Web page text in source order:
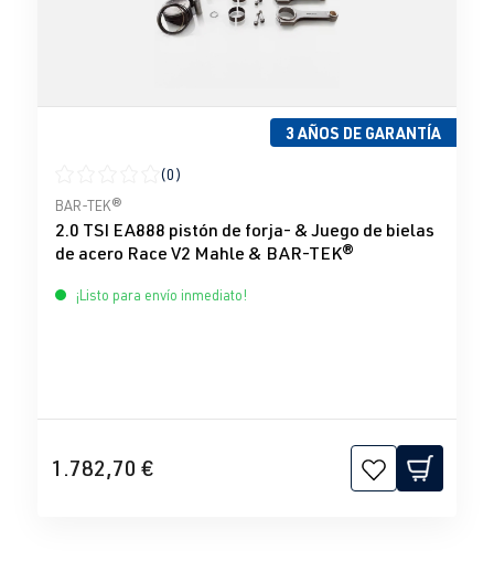
3 AÑOS DE GARANTÍA
Calificación promedio de 0 de 5 estrellas
(0)
BAR-TEK®
2.0 TSI EA888 pistón de forja- & Juego de bielas
de acero Race V2 Mahle & BAR-TEK®
¡Listo para envío inmediato!
1.782,70 €